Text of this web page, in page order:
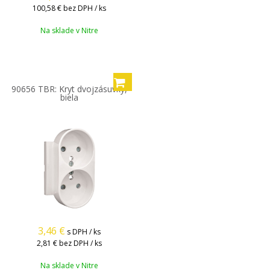
100,58 € bez DPH / ks
Na sklade v Nitre
90656 TBR: Kryt dvojzásuvky,
biela
3,46 € s DPH / ks
2,81 € bez DPH / ks
Na sklade v Nitre